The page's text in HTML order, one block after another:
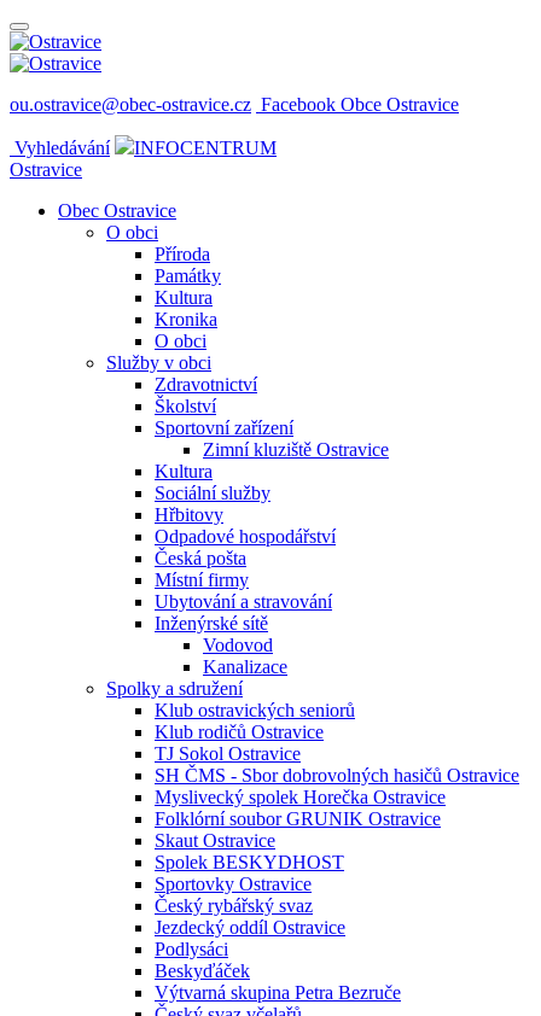
ou.ostravice@obec-ostravice.cz Facebook Obce Ostravice
Vyhledávání
INFOCENTRUM
Ostravice
Obec Ostravice
O obci
Příroda
Památky
Kultura
Kronika
O obci
Služby v obci
Zdravotnictví
Školství
Sportovní zařízení
Zimní kluziště Ostravice
Kultura
Sociální služby
Hřbitovy
Odpadové hospodářství
Česká pošta
Místní firmy
Ubytování a stravování
Inženýrské sítě
Vodovod
Kanalizace
Spolky a sdružení
Klub ostravických seniorů
Klub rodičů Ostravice
TJ Sokol Ostravice
SH ČMS - Sbor dobrovolných hasičů Ostravice
Myslivecký spolek Horečka Ostravice
Folklórní soubor GRUNIK Ostravice
Skaut Ostravice
Spolek BESKYDHOST
Sportovky Ostravice
Český rybářský svaz
Jezdecký oddíl Ostravice
Podlysáci
Beskyďáček
Výtvarná skupina Petra Bezruče